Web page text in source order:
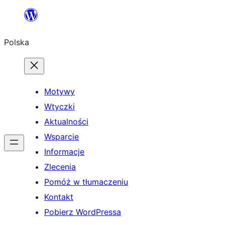
Przejdź
treści
Polska
Motywy
Wtyczki
Aktualności
Wsparcie
Informacje
Zlecenia
Pomóż w tłumaczeniu
Kontakt
Pobierz WordPressa